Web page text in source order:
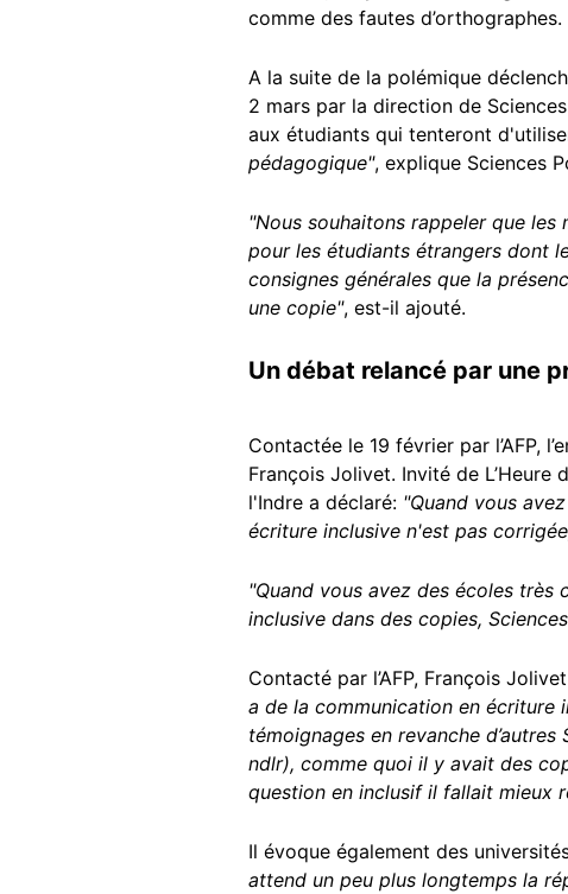
comme des fautes d’orthographes.
A la suite de la polémique
2 mars par la direction de
aux étudiants qui tenteront
pédagogique", explique Sciences
"Nous souhaitons rappeler que
pour les étudiants étrangers dont
consignes générales que la
une copie", est-il ajouté.
Un débat relancé par une
Contactée le 19 février par l’AFP,
François Jolivet. Invité de
l'Indre a déclaré: "Quand vous
écriture inclusive n'est pas
"Quand vous avez des écoles très
inclusive dans des copies,
Contacté par l’AFP, François
a de la communication en écriture
témoignages en revanche
ndlr), comme quoi il y avait des
question en inclusif il fallait mieux
Il évoque également des
attend un peu plus longtemps la